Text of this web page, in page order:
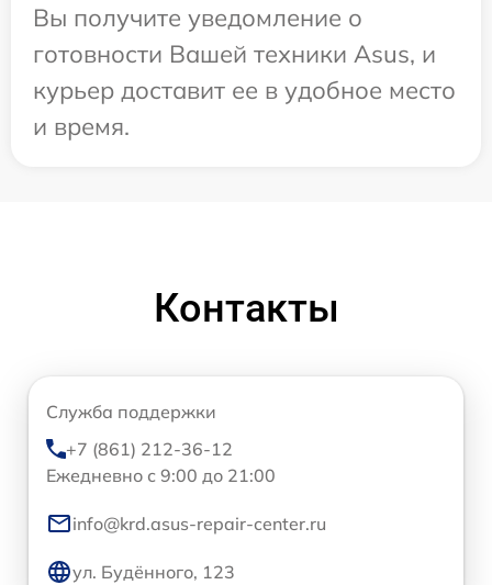
Вы получите уведомление о
готовности Вашей техники Asus, и
курьер доставит ее в удобное место
и время.
Контакты
Служба поддержки
+7 (861) 212-36-12
Ежедневно с 9:00 до 21:00
info@krd.asus-repair-center.ru
ул. Будённого, 123